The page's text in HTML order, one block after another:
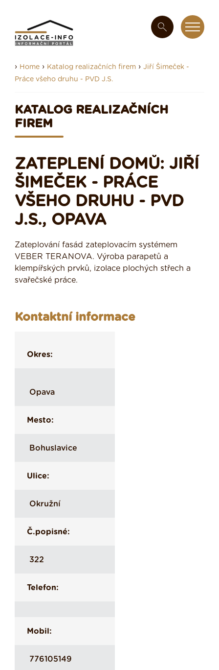
› Home › Katalog realizačních firem › Jiří Šimeček -
Práce všeho druhu - PVD J.S.
KATALOG REALIZAČNÍCH
FIREM
ZATEPLENÍ DOMŮ: JIŘÍ
ŠIMEČEK - PRÁCE
VŠEHO DRUHU - PVD
J.S., OPAVA
Zateplování fasád zateplovacím systémem
VEBER TERANOVA. Výroba parapetů a
klempířských prvků, izolace plochých střech a
svařečské práce.
Kontaktní informace
Okres:
Opava
Mesto:
Bohuslavice
Ulice:
Okružní
Č.popisné:
322
Telefon:
Mobil:
776105149